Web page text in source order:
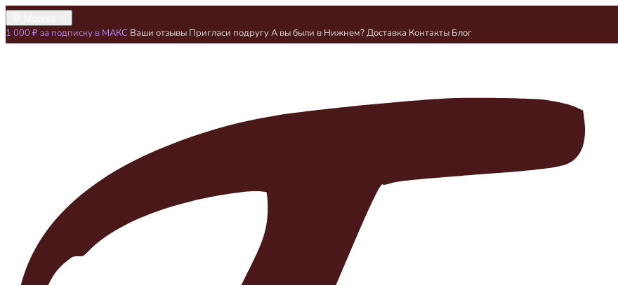
1 000 ₽ за подписку в МАКС Ваши отзывы Пригласи подругуА вы были в Нижнем?Доставка Контакты Блог